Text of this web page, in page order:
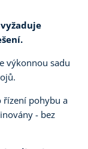
výkonnou sadu
řízení pohybu a
- bez